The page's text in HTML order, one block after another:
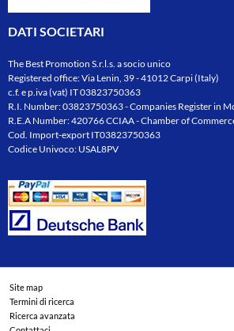
DATI SOCIETARI
The Best Promotion S.r.l.s. a socio unico
Registered office: Via Lenin, 39 - 41012 Carpi (Italy)
c.f. e p.iva (vat) IT 03823750363
R.I. Number: 03823750363 - Companies Register in
R.E.A Number: 420766 CCIAA - Chamber of
Cod. Import-export IT03823750363
Codice Univoco: USAL8PV
Site map
Termini di ricerca
Ricerca avanzata